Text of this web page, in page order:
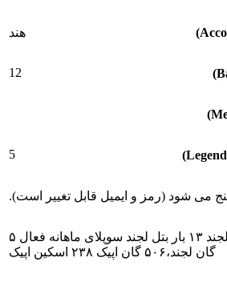
هند
12
5
می شود (رمز و ایمیل قابل تغییر است).
بار مولتی لجند ۱۳ بار بتل لجند سوپلای ماهانه فعال ۵
گان لجند،۵۰۶ گان اپیک ۲۳۸ اسکین اپیک